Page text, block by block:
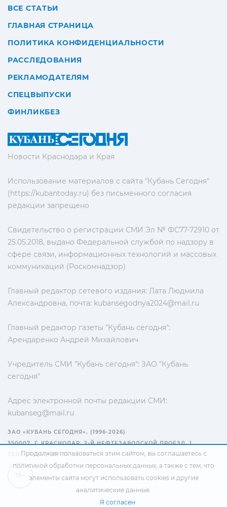
Новости Краснодара и Края
Использование материалов с сайта "Кубань Сегодня"
(https://kubantoday.ru) без письменного согласия
редакции запрещено
Свидетельство о регистрации СМИ Эл № ФС77-72910 от
25.05.2018, выдано Федеральной службой по надзору в
сфере связи, информационных технологий и массовых
коммуникаций (Роскомнадзор)
Главный редактор сетевого издания: Лата Людмила
Александровна, почта: kubansegodnya2024@mail.ru
Главный редактор газеты "Кубань сегодня":
Арендаренко Андрей Михайлович
Учредитель СМИ "Кубань сегодня": ЗАО "Кубань
сегодня"
Адрес электронной почты редакции СМИ:
kubanseg@mail.ru
ВСЕ СТАТЬИ
ГЛАВНАЯ СТРАНИЦА
ПОЛИТИКА КОНФИДЕНЦИАЛЬНОСТИ
РАССЛЕДОВАНИЯ
РЕКЛАМОДАТЕЛЯМ
СПЕЦВЫПУСКИ
ФИНЛИКБЕЗ
ЗАО «КУБАНЬ СЕГОДНЯ». (1996-2026)
350007, Г. КРАСНОДАР, 2-Й НЕФТЕЗАВОДСКОЙ ПРОЕЗД, 1
ТЕЛ.: +7(861) 267-15-15
Продолжая пользоваться этим сайтом, вы соглашаетесь с
политикой обработки персональных данных, а также с тем, что
элементы сайта могут использовать cookies и другие
аналитические данные.
Я согласен